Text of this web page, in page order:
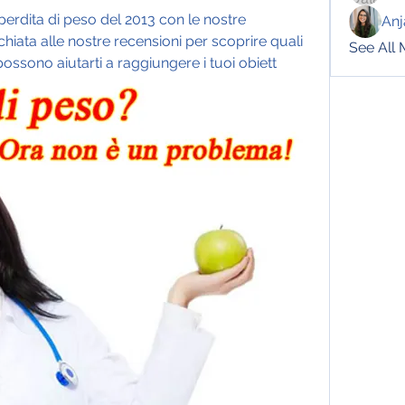
di peso del 2013 con le nostre
alle nostre recensioni per scoprire quali
aiutarti a raggiungere i tuoi obiett
See All